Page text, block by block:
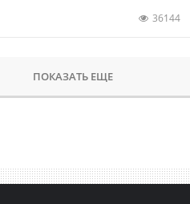
36144
ПОКАЗАТЬ ЕЩЕ